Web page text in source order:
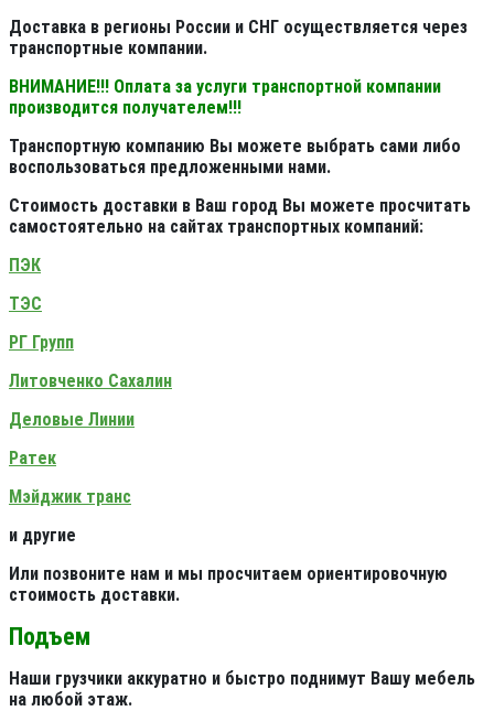
Доставка в регионы России и СНГ осуществляется через
транспортные компании.
ВНИМАНИЕ!!! Оплата за услуги транспортной компании
производится получателем!!!
Транспортную компанию Вы можете выбрать сами либо
воспользоваться предложенными нами.
Стоимость доставки в Ваш город Вы можете просчитать
самостоятельно на сайтах транспортных компаний:
ПЭК
ТЭС
РГ Групп
Литовченко Сахалин
Деловые Линии
Ратек
Мэйджик транс
и другие
Или позвоните нам и мы просчитаем ориентировочную
стоимость доставки.
Подъем
Наши грузчики аккуратно и быстро поднимут Вашу мебель
на любой этаж.